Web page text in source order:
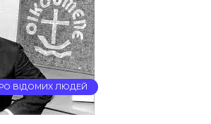
ВІДОМИХ ЛЮДЕЙ